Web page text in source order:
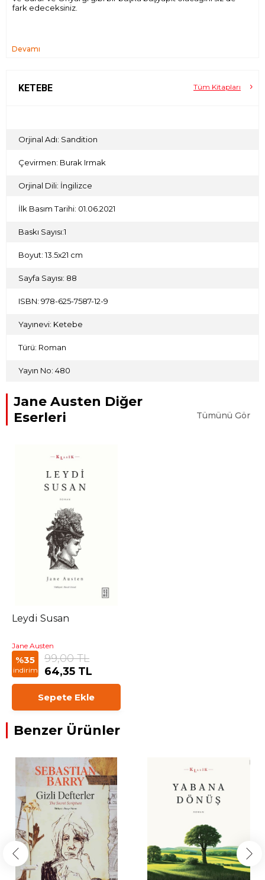
fark edeceksiniz.
Devamı
KETEBE Tüm Kitapları
Orjinal Adı: Sandition
Çevirmen: Burak Irmak
Orjinal Dili: İngilizce
İlk Basım Tarihi: 01.06.2021
Baskı Sayısı:1
Boyut: 13.5x21 cm
Sayfa Sayısı: 88
ISBN: 978-625-7587-12-9
Yayınevi: Ketebe
Türü: Roman
Yayın No: 480
Jane Austen Diğer
Eserleri
Tümünü Gör
Leydi Susan
Jane Austen
%35
indirim
99,00 TL
64,35 TL
Sepete Ekle
Benzer Ürünler